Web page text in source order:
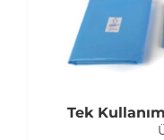
Tek